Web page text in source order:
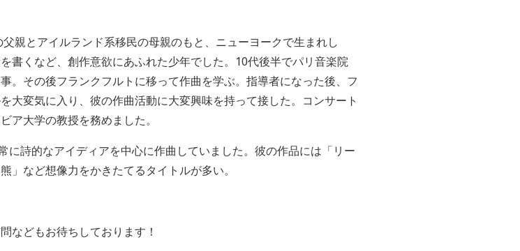
親とアイルランド系移民の母親のもと、ニューヨークで生まれし
書くなど、創作意欲にあふれた少年でした。10代後半でパリ音楽院
。その後フランクフルトに移って作曲を学ぶ。指導者になった後、フ
大変気に入り、彼の作曲活動に大変興味を持って接した。コンサート
ア大学の教授を務めました。
に詩的なアイディアを中心に作曲していました。彼の作品には「リー
」など想像力をかきたてるタイトルが多い。
などもお待ちしております！